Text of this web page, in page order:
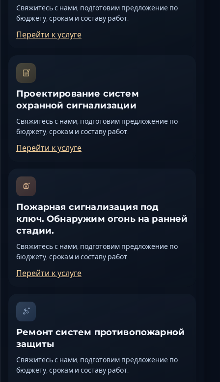
Свяжитесь с нами, подготовим предложение по
бюджету, срокам и составу работ.
Перейти к услуге
Проектирование систем
охранной сигнализации
Свяжитесь с нами, подготовим предложение по
бюджету, срокам и составу работ.
Перейти к услуге
Пожарная сигнализация под
ключ. Обнаружим огонь на ранней
стадии.
Свяжитесь с нами, подготовим предложение по
бюджету, срокам и составу работ.
Перейти к услуге
Ремонт систем противопожарной
защиты
Свяжитесь с нами, подготовим предложение по
бюджету, срокам и составу работ.